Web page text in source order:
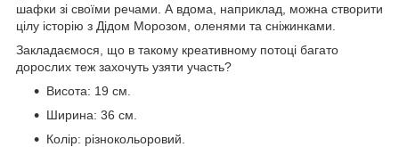
шафки зі своїми речами. А вдома, наприклад, можна створити
цілу історію з Дідом Морозом, оленями та сніжинками.
Закладаємося, що в такому креативному потоці багато
дорослих теж захочуть узяти участь?
Висота: 19 см.
Ширина: 36 см.
Колір: різнокольоровий.